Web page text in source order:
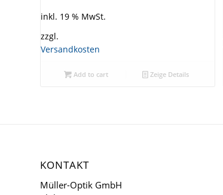
inkl. 19 % MwSt.
zzgl.
Versandkosten
Add to cart Zeige Details
KONTAKT
Müller-Optik GmbH